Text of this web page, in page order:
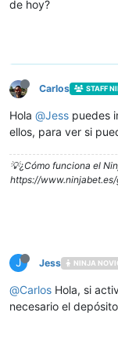
de hoy?
Carlos STAFF
Hola @Jess puedes
ellos, para ver si
💡¿Cómo funciona el
https://www.ninjabet.es/
J Jess NINJA
@Carlos Hola, si
necesario el